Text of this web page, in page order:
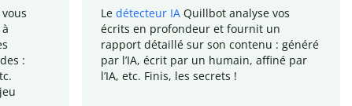
:
Le détecteur IA Quillbot analyse vos
écrits en profondeur et fournit un
rapport détaillé sur son contenu : généré
par l’IA, écrit par un humain, affiné par
l’IA, etc. Finis, les secrets !